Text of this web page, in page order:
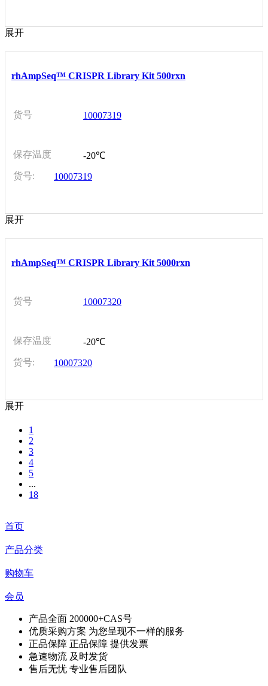
展开
rhAmpSeq™ CRISPR Library Kit 500rxn
货号 10007319
保存温度
-20℃
货号:
10007319
展开
rhAmpSeq™ CRISPR Library Kit 5000rxn
货号 10007320
保存温度
-20℃
货号:
10007320
展开
1
2
3
4
5
...
18
首页
产品分类
购物车
会员
产品全面 200000+CAS号
优质采购方案 为您呈现不一样的服务
正品保障 正品保障 提供发票
急速物流 及时发货
售后无忧 专业售后团队